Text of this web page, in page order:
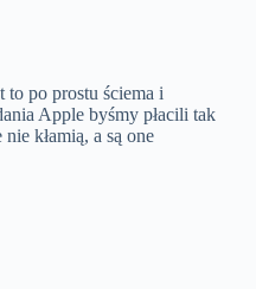
to po prostu ściema i
Apple byśmy płacili tak
kłamią, a są one